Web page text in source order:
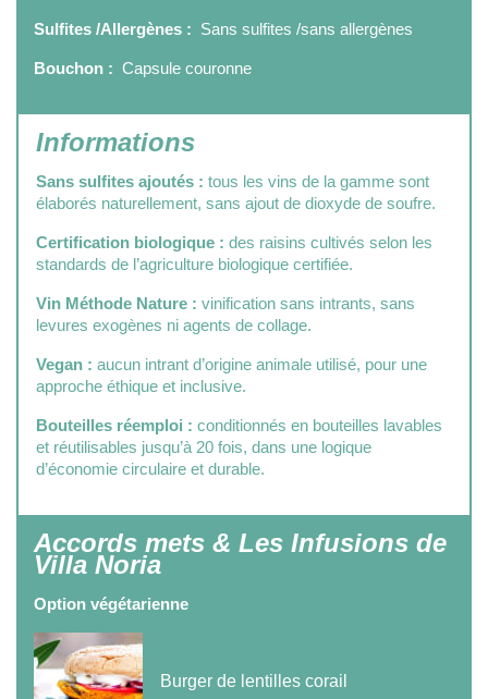
Sulfites /Allergènes : Sans sulfites /sans allergènes
Bouchon : Capsule couronne
Informations
Sans sulfites ajoutés : tous les vins de la gamme sont
élaborés naturellement, sans ajout de dioxyde de soufre.
Certification biologique : des raisins cultivés selon les
standards de l’agriculture biologique certifiée.
Vin Méthode Nature : vinification sans intrants, sans
levures exogènes ni agents de collage.
Vegan : aucun intrant d’origine animale utilisé, pour une
approche éthique et inclusive.
Bouteilles réemploi : conditionnés en bouteilles lavables
et réutilisables jusqu’à 20 fois, dans une logique
d’économie circulaire et durable.
Accords mets & Les Infusions de
Villa Noria
Option végétarienne
Burger de lentilles corail